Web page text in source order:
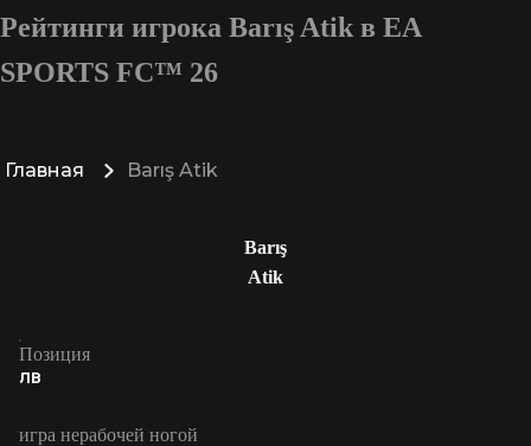
Введите не менее 3 символов или цифр
Рейтинги игрока Barış Atik в EA
SPORTS FC™ 26
Главная Barış Atik
Barış
Atik
Позиция
ЛВ
игра нерабочей ногой